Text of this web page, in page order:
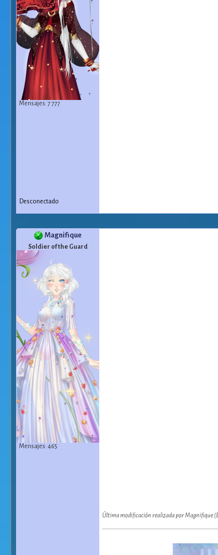
Mensajes: 7 777
Desconectado
Magnifique
Soldier of the Guard
Mensajes: 465
Última modificación realizada por Magnifique